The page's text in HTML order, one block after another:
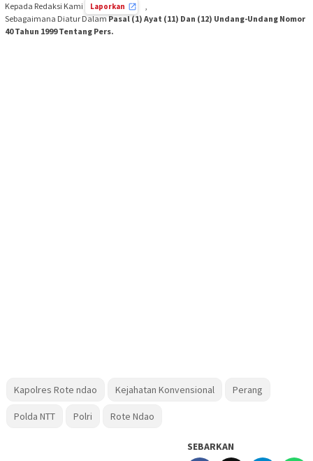
Kepada Redaksi Kami
Laporkan
,
Sebagaimana Diatur DalamPasal (1) Ayat (11) Dan (12) Undang-Undang Nomor
40 Tahun 1999 Tentang Pers.
Kapolres Rote ndao Kejahatan Konvensional Perang
Polda NTT Polri Rote Ndao
SEBARKAN